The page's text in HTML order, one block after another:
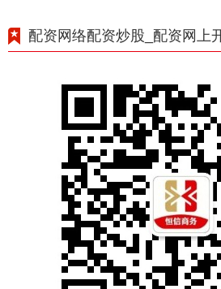
配资网络配资炒股_配资网上